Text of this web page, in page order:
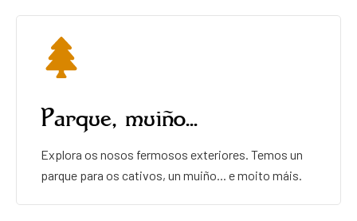
Parque, muiño...
Explora os nosos fermosos exteriores. Temos un
parque para os cativos, un muiño... e moito máis.